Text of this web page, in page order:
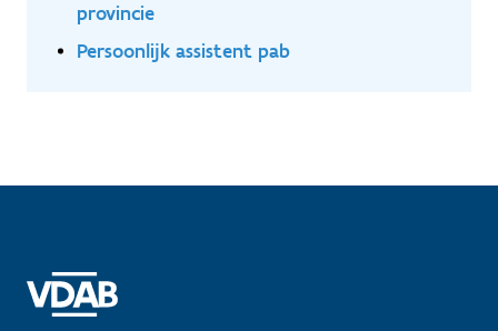
provincie
Persoonlijk assistent pab